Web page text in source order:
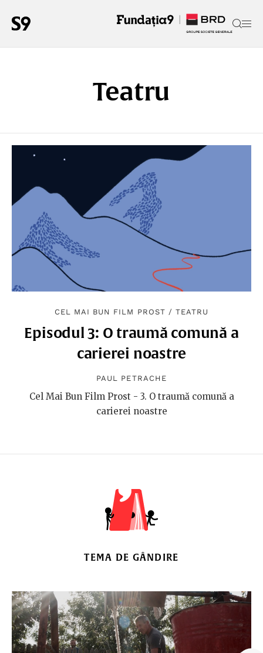
Teatru
CEL MAI BUN FILM PROST / TEATRU
Episodul 3: O traumă comună a
carierei noastre
PAUL PETRACHE
Cel Mai Bun Film Prost - 3. O traumă comună a
carierei noastre
TEMA DE GÂNDIRE